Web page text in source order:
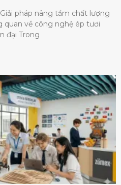
pháp nâng tầm chất lượng
quan về công nghệ ép tươi
đại Trong